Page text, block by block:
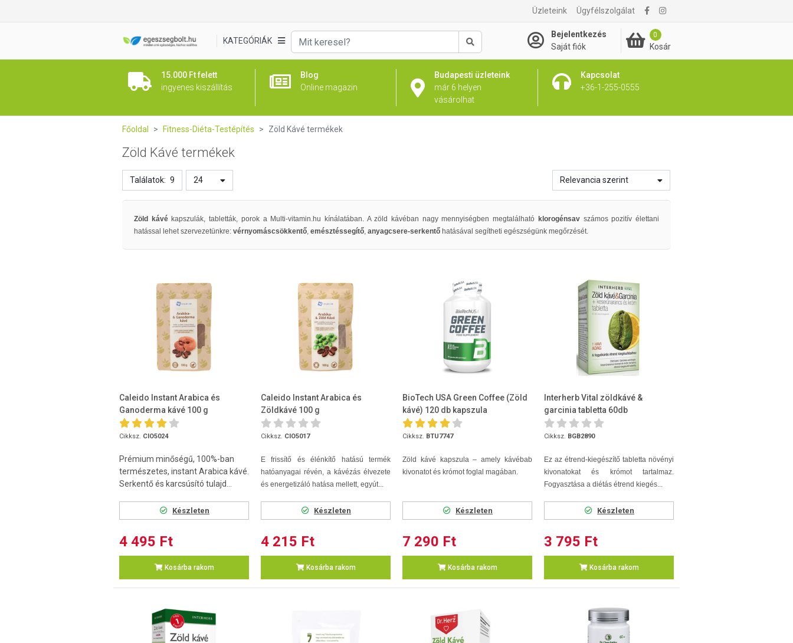
Üzleteink Ügyfélszolgálat
KATEGÓRIÁK
Keresés
Bejelentkezés
Saját fiók
0
Kosár
15.000 Ft felett
ingyenes kiszállítás
Blog
Online magazin
Budapesti üzleteink
már 6 helyen
vásárolhat
Kapcsolat
+36-1-255-0555
Főoldal Fitness-Diéta-Testépítés Zöld Kávé termékek
Zöld Kávé termékek
Találatok: 9 24 Relevancia szerint
Zöld kávékapszulák, tabletták, porok a Multi-vitamin.hu kínálatában. A zöld kávéban nagy mennyiségben megtalálható klorogénsav számos pozitív élettani
hatással lehet szervezetünkre: vérnyomáscsökkentő, emésztéssegítő, anyagcsere-serkentő hatásával segítheti egészségünk megőrzését.
Caleido Instant Arabica és
Ganoderma kávé 100 g
Cikksz. CIO5024
Prémium minőségű, 100%-ban
természetes, instant Arabica kávé.
Serkentő és karcsúsító tulajd...
Készleten
4 495 Ft
Kosárba rakom
Caleido Instant Arabica és
Zöldkávé 100 g
Cikksz. CIO5017
E frissítő és élénkítő hatású termék
hatóanyagai révén, a kávézás élvezete
és energetizáló hatása mellett, egyút...
Készleten
4 215 Ft
Kosárba rakom
BioTech USA Green Coffee (Zöld
kávé) 120 db kapszula
Cikksz. BTU7747
Zöld kávé kapszula – amely kávébab
kivonatot és krómot foglal magában.
Készleten
7 290 Ft
Kosárba rakom
Interherb Vital zöldkávé &
garcinia tabletta 60db
Cikksz. BGB2890
Ez az étrend-kiegészítő tabletta növényi
kivonatokat és krómot tartalmaz.
Fogyasztása a diétás étrend kiegés...
Készleten
3 795 Ft
Kosárba rakom